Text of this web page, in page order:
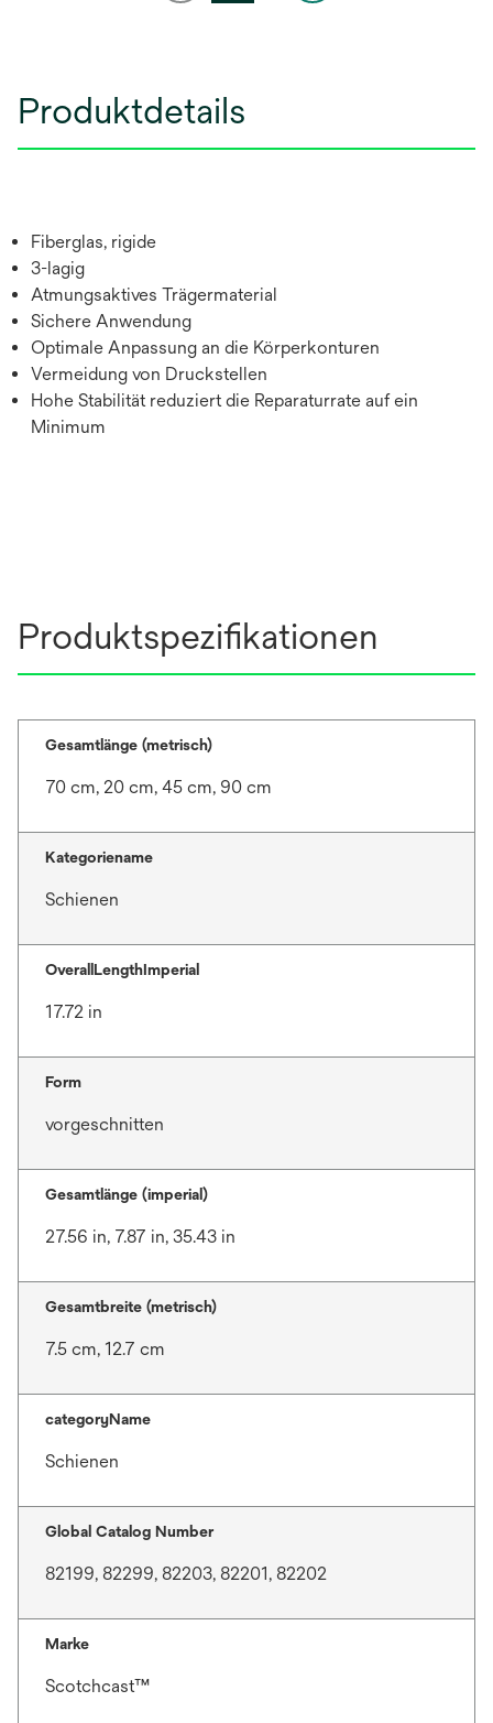
Produktdetails
Fiberglas, rigide
3-lagig
Atmungsaktives Trägermaterial
Sichere Anwendung
Optimale Anpassung an die Körperkonturen
Vermeidung von Druckstellen
Hohe Stabilität reduziert die Reparaturrate auf ein
Minimum
Produktspezifikationen
Gesamtlänge (metrisch)
70 cm, 20 cm, 45 cm, 90 cm
Kategoriename
Schienen
OverallLengthImperial
17.72 in
Form
vorgeschnitten
Gesamtlänge (imperial)
27.56 in, 7.87 in, 35.43 in
Gesamtbreite (metrisch)
7.5 cm, 12.7 cm
categoryName
Schienen
Global Catalog Number
82199, 82299, 82203, 82201, 82202
Marke
Scotchcast™